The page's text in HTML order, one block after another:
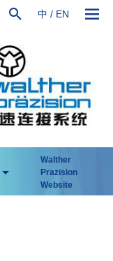
中 / EN
Walther
Prazision
Website